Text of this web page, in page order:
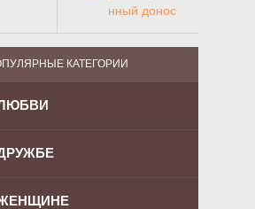
нный донос
КАТЕГОРИИ